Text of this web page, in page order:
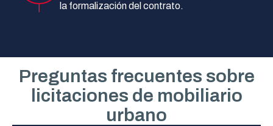
la formalización del contrato.
Preguntas frecuentes sobre
licitaciones de mobiliario
urbano